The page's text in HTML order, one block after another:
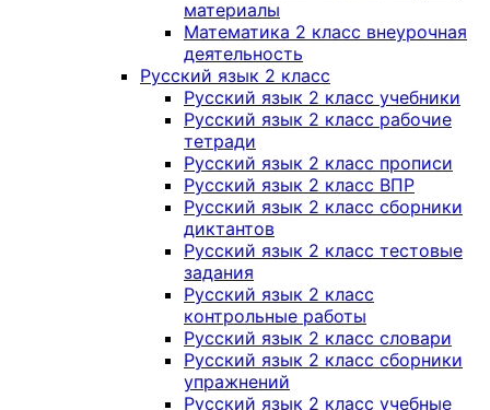
материалы
Математика 2 класс внеурочная
деятельность
Русский язык 2 класс
Русский язык 2 класс учебники
Русский язык 2 класс рабочие
тетради
Русский язык 2 класс прописи
Русский язык 2 класс ВПР
Русский язык 2 класс сборники
диктантов
Русский язык 2 класс тестовые
задания
Русский язык 2 класс
контрольные работы
Русский язык 2 класс словари
Русский язык 2 класс сборники
упражнений
Русский язык 2 класс учебные